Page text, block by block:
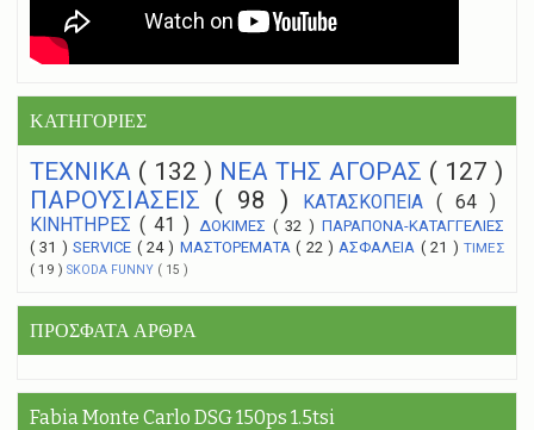
ΚΑΤΗΓΟΡΙΕΣ
ΤΕΧΝΙΚΑ ( 132 ) NEA THΣ ΑΓΟΡΑΣ ( 127 )
ΠΑΡΟΥΣΙΑΣΕΙΣ ( 98 ) ΚΑΤΑΣΚΟΠΕΙΑ ( 64 )
ΚΙΝΗΤΗΡΕΣ( 41 ) ΔΟΚΙΜΕΣ ( 32 ) ΠΑΡΑΠΟΝΑ-ΚΑΤΑΓΓΕΛΙΕΣ
( 31 )SERVICE ( 24 ) ΜΑΣΤΟΡΕΜΑΤΑ( 22 ) ΑΣΦΑΛΕΙΑ ( 21 )ΤΙΜΕΣ
( 19 ) SKODA FUNNY ( 15 )
ΠΡΟΣΦΑΤΑ ΑΡΘΡΑ
Fabia Monte Carlo DSG 150ps 1.5tsi